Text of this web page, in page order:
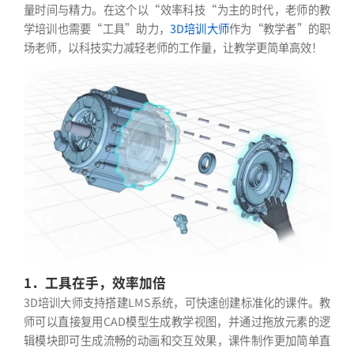
量时间与精力。在这个以“效率科技“为主的时代，老师的教
学培训也需要“工具”助力， 3D培训大师作为“教学者”的职
场老师，以科技实力减轻老师的工作量，让教学更简单高效！
1．工具在手，效率加倍
3D培训大师支持搭建LMS系统，可快速创建标准化的课件。教
师可以直接复用CAD模型生成教学视图，并通过拖放元素的逻
辑模块即可生成流畅的动画和交互效果，课件制作更加简单直